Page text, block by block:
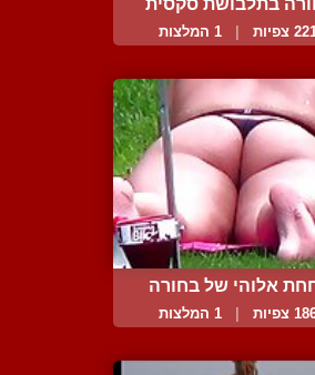
בתלבושת סקסית
כסופ...
צפיות 1 המלצות
אלוהי של בחורה
משתז...
צפיות 1 המלצות